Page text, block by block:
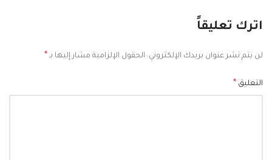
اترك تعليقاً
لن يتم نشر عنوان بريدك الإلكتروني. الحقول الإلزامية مشار إليها بـ *
التعليق *